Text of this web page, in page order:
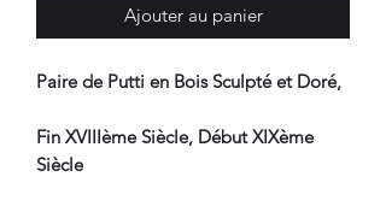
Ajouter au panier
Paire de Putti en Bois Sculpté et Doré,
Fin XVIIIème Siècle, Début XIXème
Siècle